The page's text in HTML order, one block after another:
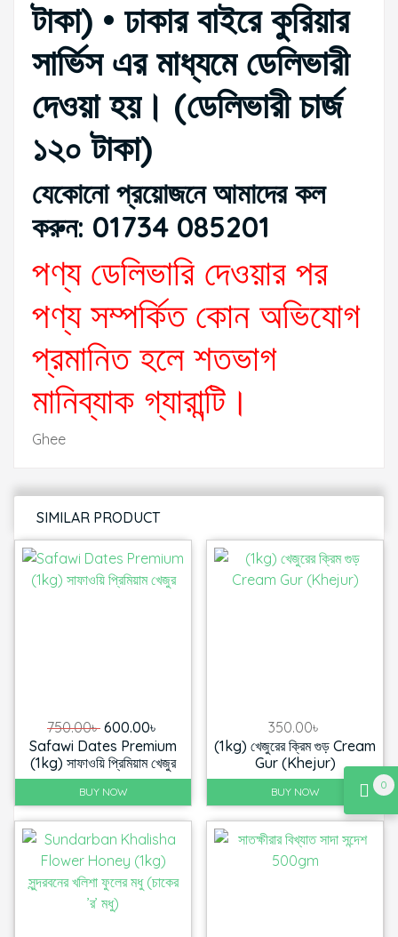
0
টাকা) • ঢাকার বাইরে কুরিয়ার
সার্ভিস এর মাধ্যমে ডেলিভারী
দেওয়া হয়। (ডেলিভারী চার্জ
১২০ টাকা)
যেকোনো প্রয়োজনে আমাদের কল
করুন: 01734 085201
পণ্য ডেলিভারি দেওয়ার পর
পণ্য সম্পর্কিত কোন অভিযোগ
প্রমানিত হলে শতভাগ
মানিব্যাক গ্যারান্টি।
Ghee
SIMILAR PRODUCT
750.00৳ Original
price
was:
750.00৳ .
600.00৳
price
is:
Safawi Dates Premium
(1kg) সাফাওয়ি প্রিমিয়াম খেজুর
BUY NOW
350.00৳
(1kg) খেজুরের ক্রিম গুড় Cream
Gur (Khejur)
BUY NOW